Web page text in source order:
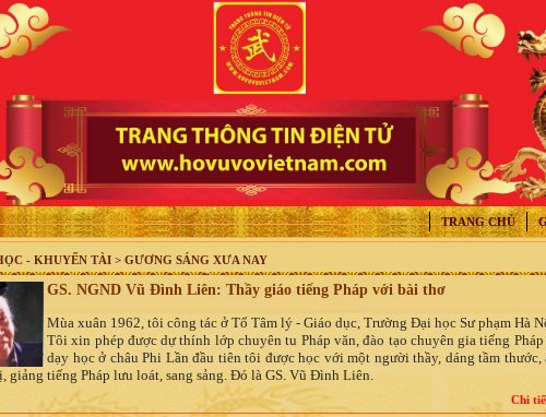
TRANG CHỦ
- KHUYẾN TÀI > GƯƠNG SÁNG XƯA NAY
GS. NGND Vũ Đình Liên: Thầy giáo tiếng Pháp với bài thơ
Mùa xuân 1962, tôi công tác ở Tổ Tâm lý - Giáo dục, Trường Đại học Sư phạm Hà
Tôi xin phép được dự thính lớp chuyên tu Pháp văn, đào tạo chuyên gia tiếng
dạy học ở châu Phi Lần đầu tiên tôi được học với một người thầy, dáng tầm thước,
giảng tiếng Pháp lưu loát, sang sảng. Đó là GS. Vũ Đình Liên.
Chi